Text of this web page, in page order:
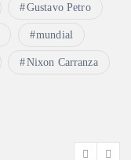
Gustavo Petro
mundial
Nixon Carranza